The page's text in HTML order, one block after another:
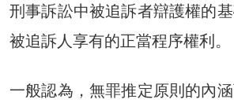
刑事訴訟中被追訴者辯護權的
被追訴人享有的正當程序權利。
一般認為，無罪推定原則的內